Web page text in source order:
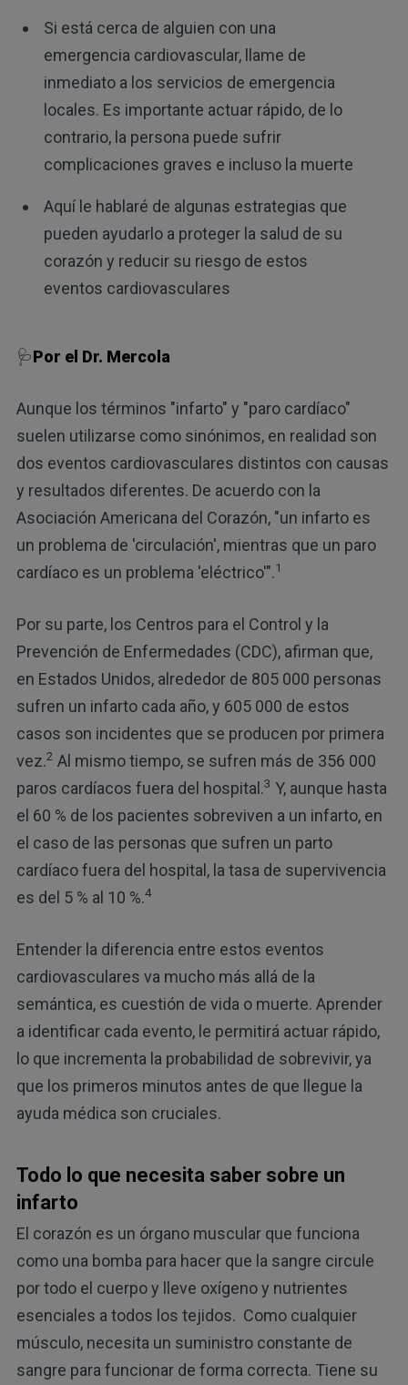
Si está cerca de alguien con una
emergencia cardiovascular, llame de
inmediato a los servicios de emergencia
locales. Es importante actuar rápido, de lo
contrario, la persona puede sufrir
complicaciones graves e incluso la muerte
Aquí le hablaré de algunas estrategias que
pueden ayudarlo a proteger la salud de su
corazón y reducir su riesgo de estos
eventos cardiovasculares
🩺Por el Dr. Mercola
Aunque los términos "infarto" y "paro cardíaco"
suelen utilizarse como sinónimos, en realidad son
dos eventos cardiovasculares distintos con causas
y resultados diferentes. De acuerdo con la
Asociación Americana del Corazón, "un infarto es
un problema de 'circulación', mientras que un paro
cardíaco es un problema 'eléctrico'".1
Por su parte, los Centros para el Control y la
Prevención de Enfermedades (CDC), afirman que,
en Estados Unidos, alrededor de 805 000 personas
sufren un infarto cada año, y 605 000 de estos
casos son incidentes que se producen por primera
vez.2 Al mismo tiempo, se sufren más de 356 000
paros cardíacos fuera del hospital.3 Y, aunque hasta
el 60 % de los pacientes sobreviven a un infarto, en
el caso de las personas que sufren un parto
cardíaco fuera del hospital, la tasa de supervivencia
es del 5 % al 10 %.4
Entender la diferencia entre estos eventos
cardiovasculares va mucho más allá de la
semántica, es cuestión de vida o muerte. Aprender
a identificar cada evento, le permitirá actuar rápido,
lo que incrementa la probabilidad de sobrevivir, ya
que los primeros minutos antes de que llegue la
ayuda médica son cruciales.
Todo lo que necesita saber sobre un
infarto
El corazón es un órgano muscular que funciona
como una bomba para hacer que la sangre circule
por todo el cuerpo y lleve oxígeno y nutrientes
esenciales a todos los tejidos. Como cualquier
músculo, necesita un suministro constante de
sangre para funcionar de forma correcta. Tiene su